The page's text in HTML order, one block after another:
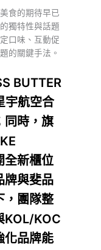
食的期待早已
獨特性與話題
口味、互動促
的關鍵手法。
BUTTER
宇航空合
同時，旗
全新櫃位
牌與斐品
，團隊整
KOL/KOC
化品牌能